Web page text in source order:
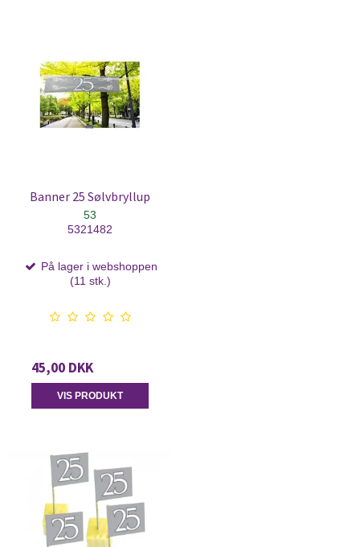
Banner 25 Sølvbryllup
53
5321482
På lager i webshoppen
(11 stk.)
45,00 DKK
VIS PRODUKT